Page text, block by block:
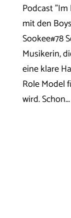
Podcast
mit den
Sookee#78
Musikerin,
eine klare
Role Model
wird. Schon...